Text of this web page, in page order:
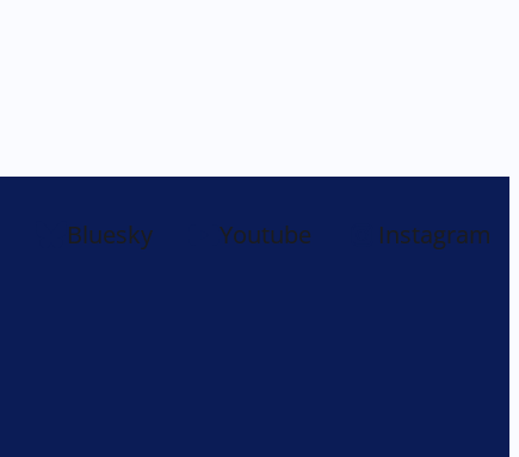
Bluesky Youtube Instagram